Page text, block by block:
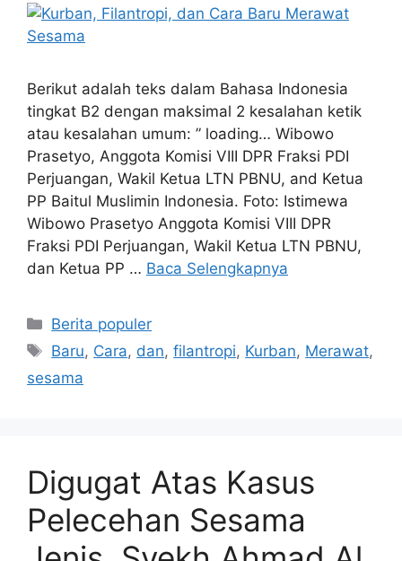
Berikut adalah teks dalam Bahasa Indonesia
tingkat B2 dengan maksimal 2 kesalahan ketik
atau kesalahan umum: ” loading… Wibowo
Prasetyo, Anggota Komisi VIII DPR Fraksi PDI
Perjuangan, Wakil Ketua LTN PBNU, and Ketua
PP Baitul Muslimin Indonesia. Foto: Istimewa
Wibowo Prasetyo Anggota Komisi VIII DPR
Fraksi PDI Perjuangan, Wakil Ketua LTN PBNU,
dan Ketua PP … Baca Selengkapnya
Kategori
Berita populer
Tag
Baru, Cara, dan,filantropi, Kurban, Merawat,
sesama
Digugat Atas Kasus
Pelecehan Sesama